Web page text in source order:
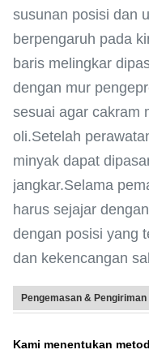
susunan posisi dan
berpengaruh pada
baris melingkar
dengan mur
sesuai agar cakram
oli.Setelah
minyak dapat
jangkar.Selama
harus sejajar
dengan posisi yang
dan kekencangan
Pengemasan & Pengiriman
Kami menentukan